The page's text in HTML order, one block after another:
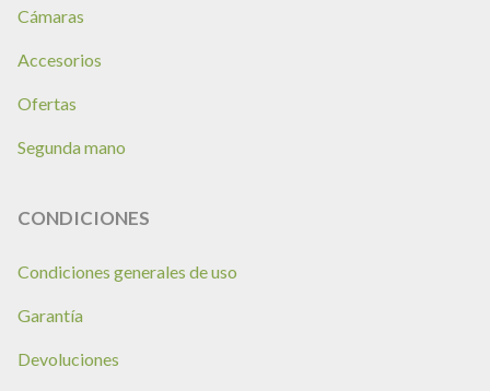
Cámaras
Accesorios
Ofertas
Segunda mano
CONDICIONES
Condiciones generales de uso
Garantía
Devoluciones